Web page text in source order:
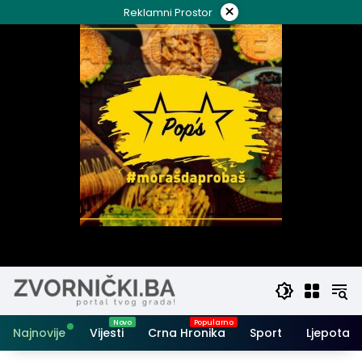
to
Reklamni Prostor ×
Najnovije Vijesti Crna Hronika Sport Ljepota i